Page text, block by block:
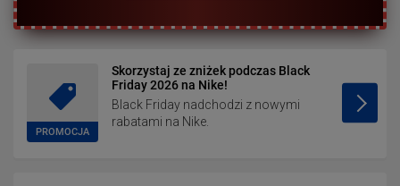
PROMOCJA
Skorzystaj ze zniżek podczas Black
Friday 2026 na Nike!
Black Friday nadchodzi z nowymi
rabatami na Nike.